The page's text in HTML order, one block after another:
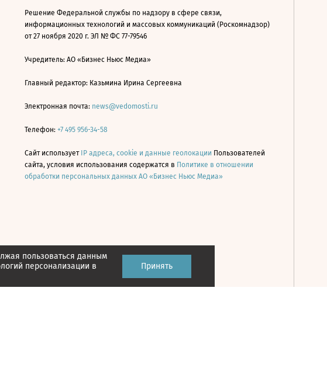
пользоваться данным
персонализации в
Принять
Решение Федеральной службы по надзору в сфере связи,
информационных технологий и массовых коммуникаций (Роскомнадзор)
от 27 ноября 2020 г. ЭЛ № ФС 77-79546
Учредитель: АО «Бизнес Ньюс Медиа»
Главный редактор: Казьмина Ирина Сергеевна
Электронная почта: news@vedomosti.ru
Телефон: +7 495 956-34-58
Сайт использует IP адреса, cookie и данные геолокации Пользователей
сайта, условия использования содержатся в Политике в отношении
обработки персональных данных АО «Бизнес Ньюс Медиа»